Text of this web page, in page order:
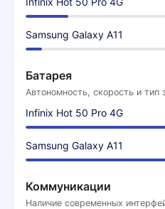
Samsung Galaxy A11
Батарея
Автономность, скорость и тип
Infinix Hot 50 Pro 4G
Samsung Galaxy A11
Коммуникации
Наличие современных